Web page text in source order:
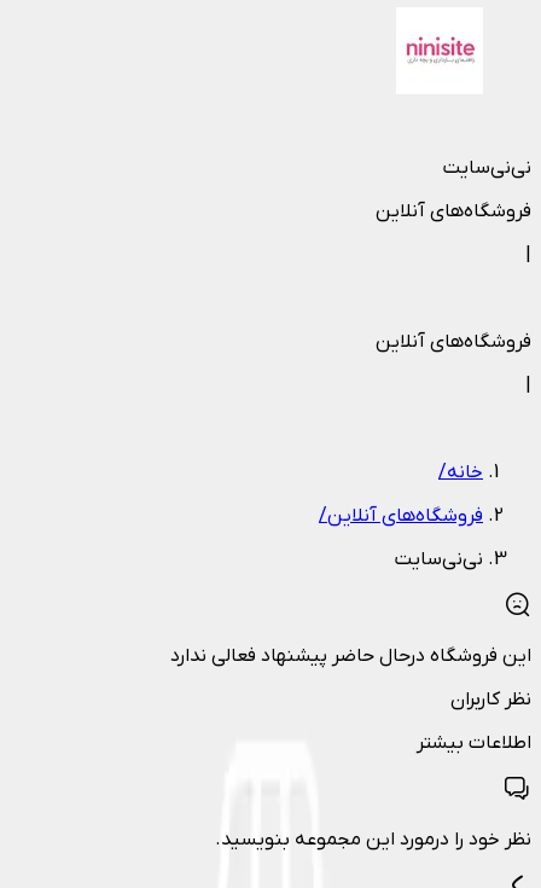
نی‌نی‌سایت
فروشگاه‌های آنلاین
فروشگاه‌های آنلاین
خانه/
فروشگاه‌های آنلاین/
نی‌نی‌سایت
این فروشگاه درحال حاضر پیشنهاد فعالی ندارد
نظر کاربران
اطلاعات بیشتر
نظر خود را درمورد این مجموعه بنویسید.